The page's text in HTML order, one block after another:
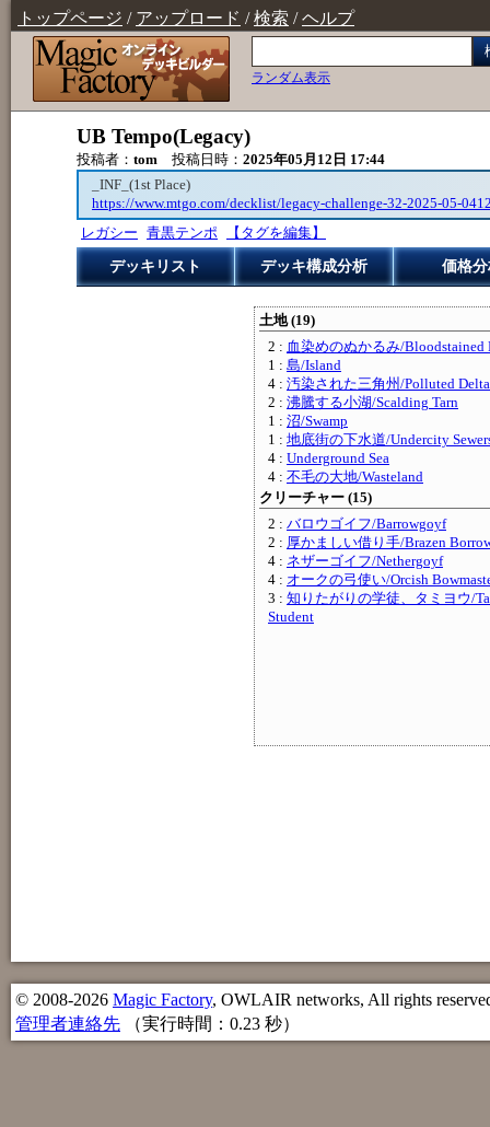
トップページ / アップロード /検索 /ヘルプ
ランダム表示
UB Tempo(Legacy)
投稿者： tom 投稿日時： 2025年05月12日 17:44
_INF_(1st Place)
https://www.mtgo.com/decklist/legacy-challenge-32-2025-05-
レガシー
青黒テンポ 【タグを編集】
デッキリスト デッキ構成分析 価格
土地 (19)
2 : 血染めのぬかるみ/Bloodstained
1 : 島/Island
4 : 汚染された三角州/Polluted Delta
2 : 沸騰する小湖/Scalding Tarn
1 : 沼/Swamp
1 : 地底街の下水道/Undercity
4 : Underground Sea
4 : 不毛の大地/Wasteland
クリーチャー (15)
2 : バロウゴイフ/Barrowgoyf
2 : 厚かましい借り手/Brazen
4 : ネザーゴイフ/Nethergoyf
4 : オークの弓使い/Orcish
3 : 知りたがりの学徒、タミヨウ/
Student
© 2008-2026 Magic Factory, OWLAIR networks, All rights
管理者連絡先 （実行時間：0.23 秒）